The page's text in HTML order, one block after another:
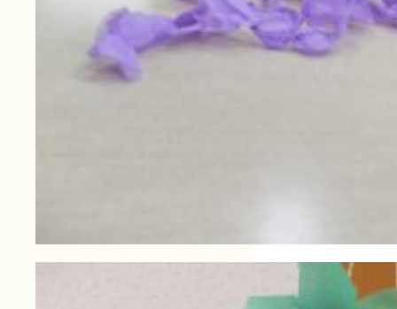
長寿の里在宅介護支援セ
一覧